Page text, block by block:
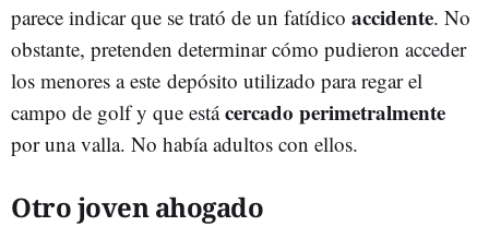
parece indicar que se trató de un fatídico accidente. No
obstante, pretenden determinar cómo pudieron acceder
los menores a este depósito utilizado para regar el
campo de golf y que estácercado perimetralmente
por una valla. No había adultos con ellos.
Otro joven ahogado